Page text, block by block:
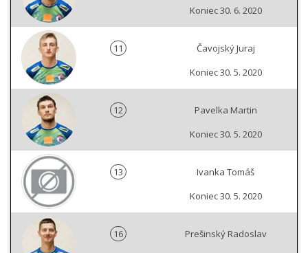
Koniec 30. 6. 2020
11
Čavojský Juraj
Koniec 30. 5. 2020
12
Pavelka Martin
Koniec 30. 5. 2020
13
Ivanka Tomáš
Koniec 30. 5. 2020
16
Prešinský Radoslav